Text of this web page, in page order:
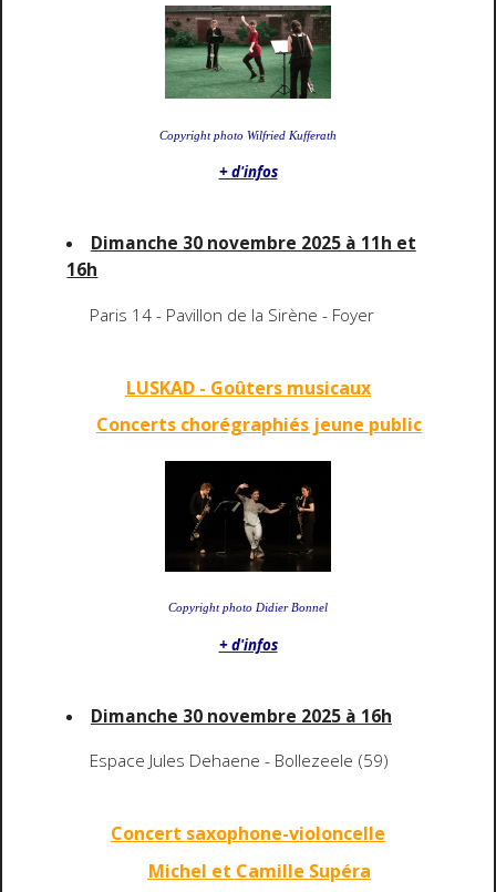
Copyright photo Wilfried Kufferath
+ d'infos
Dimanche 30 novembre 2025 à 11h et
16h
Paris 14 - Pavillon de la Sirène - Foyer
LUSKAD - Goûters musicaux
Concerts chorégraphiés jeune public
Copyright photo Didier Bonnel
+ d'infos
Dimanche 30 novembre 2025 à 16h
Espace Jules Dehaene - Bollezeele (59)
Concert saxophone-violoncelle
Michel et Camille Supéra